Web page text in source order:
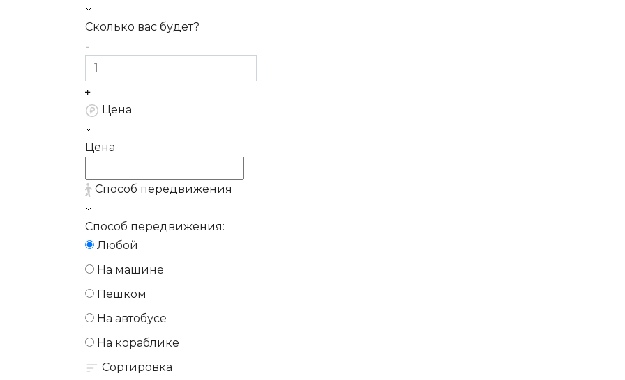
Сколько вас будет?
Цена
Цена
Способ передвижения
Способ передвижения:
Любой
На машине
Пешком
На автобусе
На кораблике
Сортировка